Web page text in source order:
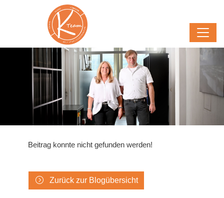
Beitrag konnte nicht gefunden werden!
Zurück zur Blogübersicht